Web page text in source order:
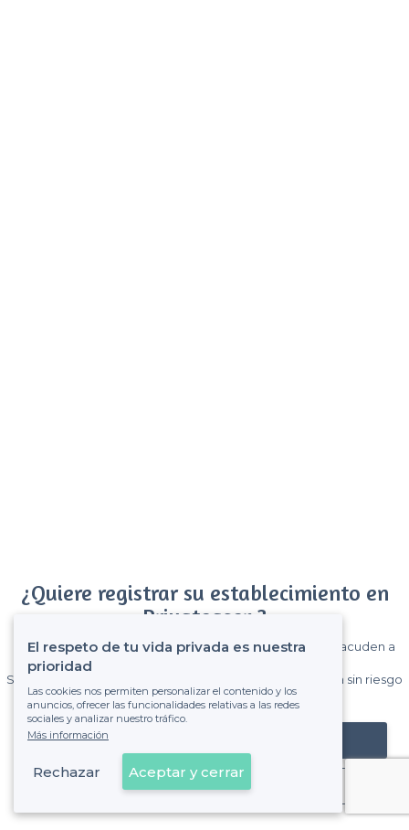
¿Quiere registrar su establecimiento en
Privateaser ?
Gane muchos clientes entre el millón de visitantes que acuden a
Sin comisiones y sin compromiso, pagas una cantidad fija sin riesgo
de ver la factura.
Registrar mi establecimiento
Ya es cliente
El respeto de tu vida privada es nuestra
prioridad
Las cookies nos permiten personalizar el contenido y los
anuncios, ofrecer las funcionalidades relativas a las redes
sociales y analizar nuestro tráfico.
Más información
Rechazar Aceptar y cerrar